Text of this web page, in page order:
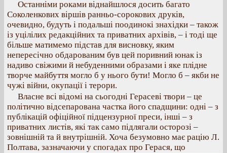
Останніми роками віднайшлося досить багато
Соколенкових віршів ранньо-сорокових друків,
очевидно, будуть і подальші поодинокі знахідки – також
із уцілілих редакційних та приватних архівів, – і тоді ще
більше матимемо підстав для висновку, яким
непересічно обдарованим був цей поривний юнак із
надиво свіжими й небуденними образами і яке плідне
творче майбуття могло б у нього бути! Могло б – якби не
чужі війни, окупації і терори.
Власне всі відомі на сьогодні Герасеві твори – це
політично відсепарована частка його спадщини: одні – з
публікацій офіційної підцензурної преси, інші – з
приватних листів, які так само підлягали осторозі –
зовнішній та й внутрішній. Хоча безумовно має рацію Л.
Полтава, зазначаючи у спогадах про Герася, що